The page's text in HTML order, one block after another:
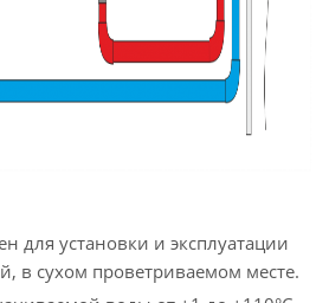
для установки и эксплуатации
в сухом проветриваемом месте.